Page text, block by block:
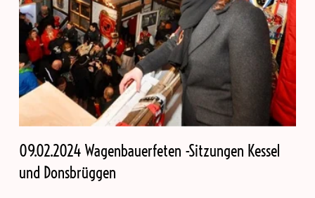
09.02.2024 Wagenbauerfeten -Sitzungen Kessel
und Donsbrüggen